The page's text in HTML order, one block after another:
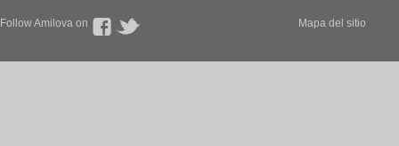
Follow Amilova on Mapa del sitio